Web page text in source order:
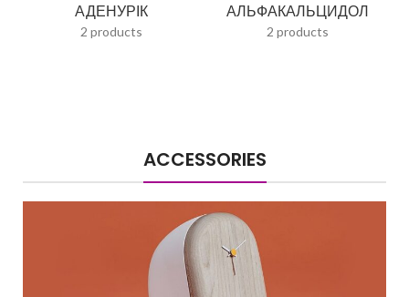
АДЕНУРІК
2 products
АЛЬФАКАЛЬЦИДОЛ
2 products
ACCESSORIES